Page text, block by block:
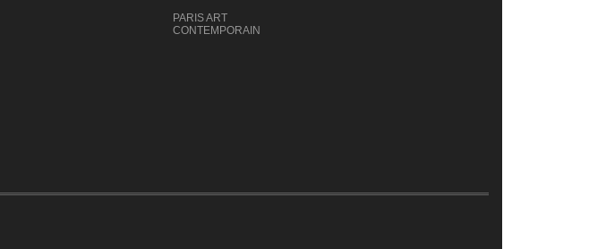
PARIS ART
CONTEMPORAIN